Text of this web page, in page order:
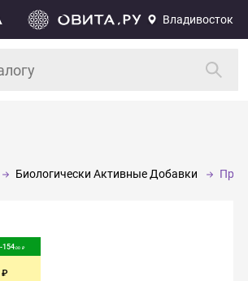
Владивосток
Биологически Активные Добавки
-154.00